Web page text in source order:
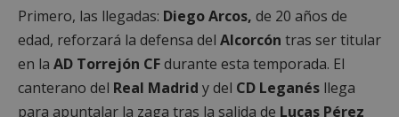
Primero, las llegadas: Diego Arcos, de 20 años de
edad, reforzará la defensa del Alcorcón tras ser titular
en la AD Torrejón CFdurante esta temporada. El
canterano del Real Madrid y del CD Leganés llega
para apuntalar la zaga tras la salida de Lucas Pérez